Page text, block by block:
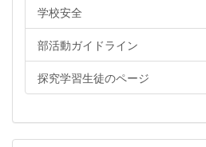
学校安全
部活動ガイドライン
探究学習生徒のページ